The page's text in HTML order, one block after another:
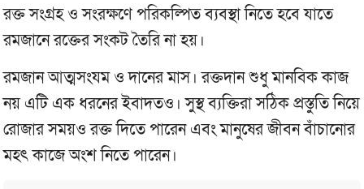
রক্ত সংগ্রহ ও সংরক্ষণে পরিকল্পিত ব্যবস্থা নিতে হবে যাতে
রমজানে রক্তের সংকট তৈরি না হয়।
রমজান আত্মসংযম ও দানের মাস। রক্তদান শুধু মানবিক কাজ
নয় এটি এক ধরনের ইবাদতও। সুস্থ ব্যক্তিরা সঠিক প্রস্তুতি নিয়ে
রোজার সময়ও রক্ত দিতে পারেন এবং মানুষের জীবন বাঁচানোর
মহৎ কাজে অংশ নিতে পারেন।